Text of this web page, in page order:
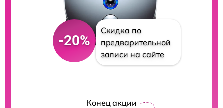
-20%
Скидка по
предварительной
записи на сайте
Конец акции